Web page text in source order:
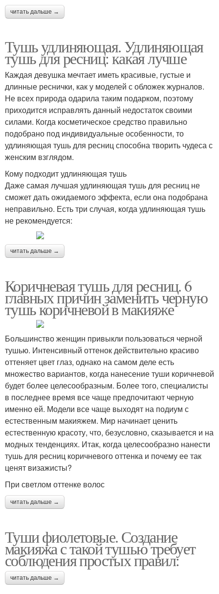
читать дальше →
Тушь удлиняющая. Удлиняющая
тушь для ресниц: какая лучше
Каждая девушка мечтает иметь красивые, густые и
длинные реснички, как у моделей с обложек журналов.
Не всех природа одарила таким подарком, поэтому
приходится исправлять данный недостаток своими
силами. Когда косметическое средство правильно
подобрано под индивидуальные особенности, то
удлиняющая тушь для ресниц способна творить чудеса с
женским взглядом.
Кому подходит удлиняющая тушь
Даже самая лучшая удлиняющая тушь для ресниц не
сможет дать ожидаемого эффекта, если она подобрана
неправильно. Есть три случая, когда удлиняющая тушь
не рекомендуется:
читать дальше →
Коричневая тушь для ресниц. 6
главных причин заменить черную
тушь коричневой в макияже
Большинство женщин привыкли пользоваться черной
тушью. Интенсивный оттенок действительно красиво
оттеняет цвет глаз, однако на самом деле есть
множество вариантов, когда нанесение туши коричневой
будет более целесообразным. Более того, специалисты
в последнее время все чаще предпочитают черную
именно ей. Модели все чаще выходят на подиум с
естественным макияжем. Мир начинает ценить
естественную красоту, что, безусловно, сказывается и на
модных тенденциях. Итак, когда целесообразно нанести
тушь для ресниц коричневого оттенка и почему ее так
ценят визажисты?
При светлом оттенке волос
читать дальше →
Туши фиолетовые. Создание
макияжа с такой тушью требует
соблюдения простых правил:
читать дальше →